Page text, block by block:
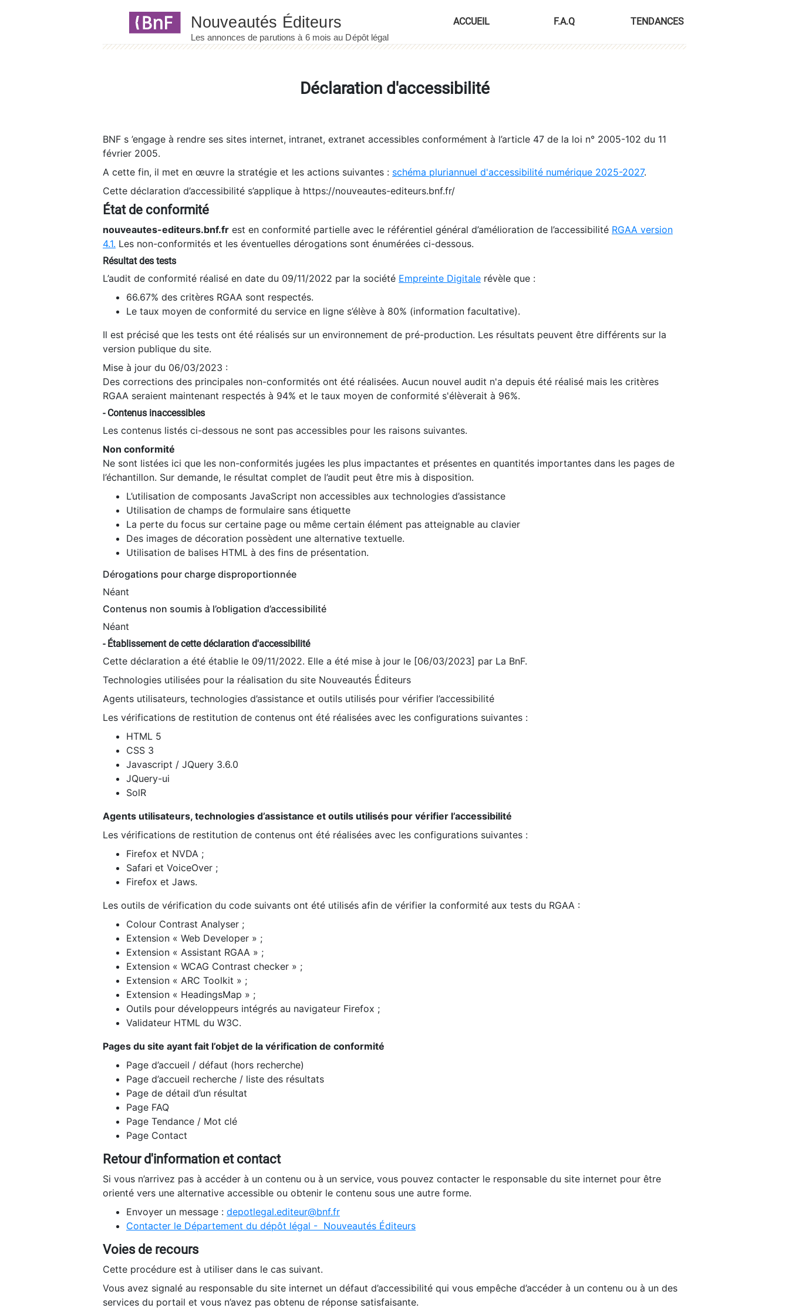
ACCUEIL F.A.Q TENDANCES
Déclaration d'accessibilité
BNF s ’engage à rendre ses sites internet, intranet, extranet accessibles conformément à l’article 47 de la loi n° 2005-102 du 11
février 2005.
A cette fin, il met en œuvre la stratégie et les actions suivantes : schéma pluriannuel d'accessibilité numérique 2025-2027.
Cette déclaration d’accessibilité s’applique à https://nouveautes-editeurs.bnf.fr/
État de conformité
nouveautes-editeurs.bnf.fr est en conformité partielle avec le référentiel général d’amélioration de l’accessibilité RGAA version
4.1. Les non-conformités et les éventuelles dérogations sont énumérées ci-dessous.
Résultat des tests
L’audit de conformité réalisé en date du 09/11/2022 par la société Empreinte Digitale révèle que :
66.67% des critères RGAA sont respectés.
Le taux moyen de conformité du service en ligne s’élève à 80% (information facultative).
Il est précisé que les tests ont été réalisés sur un environnement de pré-production. Les résultats peuvent être différents sur la
version publique du site.
Mise à jour du 06/03/2023 :
Des corrections des principales non-conformités ont été réalisées. Aucun nouvel audit n'a depuis été réalisé mais les critères
RGAA seraient maintenant respectés à 94% et le taux moyen de conformité s'élèverait à 96%.
- Contenus inaccessibles
Les contenus listés ci-dessous ne sont pas accessibles pour les raisons suivantes.
Non conformité
Ne sont listées ici que les non-conformités jugées les plus impactantes et présentes en quantités importantes dans les pages de
l’échantillon. Sur demande, le résultat complet de l’audit peut être mis à disposition.
L’utilisation de composants JavaScript non accessibles aux technologies d’assistance
Utilisation de champs de formulaire sans étiquette
La perte du focus sur certaine page ou même certain élément pas atteignable au clavier
Des images de décoration possèdent une alternative textuelle.
Utilisation de balises HTML à des fins de présentation.
Dérogations pour charge disproportionnée
Néant
Contenus non soumis à l’obligation d’accessibilité
Néant
- Établissement de cette déclaration d'accessibilité
Cette déclaration a été établie le 09/11/2022. Elle a été mise à jour le [06/03/2023] par La BnF.
Technologies utilisées pour la réalisation du site Nouveautés Éditeurs
Agents utilisateurs, technologies d’assistance et outils utilisés pour vérifier l’accessibilité
Les vérifications de restitution de contenus ont été réalisées avec les configurations suivantes :
HTML 5
CSS 3
Javascript / JQuery 3.6.0
JQuery-ui
SolR
Agents utilisateurs, technologies d’assistance et outils utilisés pour vérifier l’accessibilité
Les vérifications de restitution de contenus ont été réalisées avec les configurations suivantes :
Firefox et NVDA ;
Safari et VoiceOver ;
Firefox et Jaws.
Les outils de vérification du code suivants ont été utilisés afin de vérifier la conformité aux tests du RGAA :
Colour Contrast Analyser ;
Extension « Web Developer » ;
Extension « Assistant RGAA » ;
Extension « WCAG Contrast checker » ;
Extension « ARC Toolkit » ;
Extension « HeadingsMap » ;
Outils pour développeurs intégrés au navigateur Firefox ;
Validateur HTML du W3C.
Pages du site ayant fait l’objet de la vérification de conformité
Page d’accueil / défaut (hors recherche)
Page d’accueil recherche / liste des résultats
Page de détail d’un résultat
Page FAQ
Page Tendance / Mot clé
Page Contact
Retour d'information et contact
Si vous n’arrivez pas à accéder à un contenu ou à un service, vous pouvez contacter le responsable du site internet pour être
orienté vers une alternative accessible ou obtenir le contenu sous une autre forme.
Envoyer un message : depotlegal.editeur@bnf.fr
Contacter le Département du dépôt légal - Nouveautés Éditeurs
Voies de recours
Cette procédure est à utiliser dans le cas suivant.
Vous avez signalé au responsable du site internet un défaut d’accessibilité qui vous empêche d’accéder à un contenu ou à un des
services du portail et vous n’avez pas obtenu de réponse satisfaisante.